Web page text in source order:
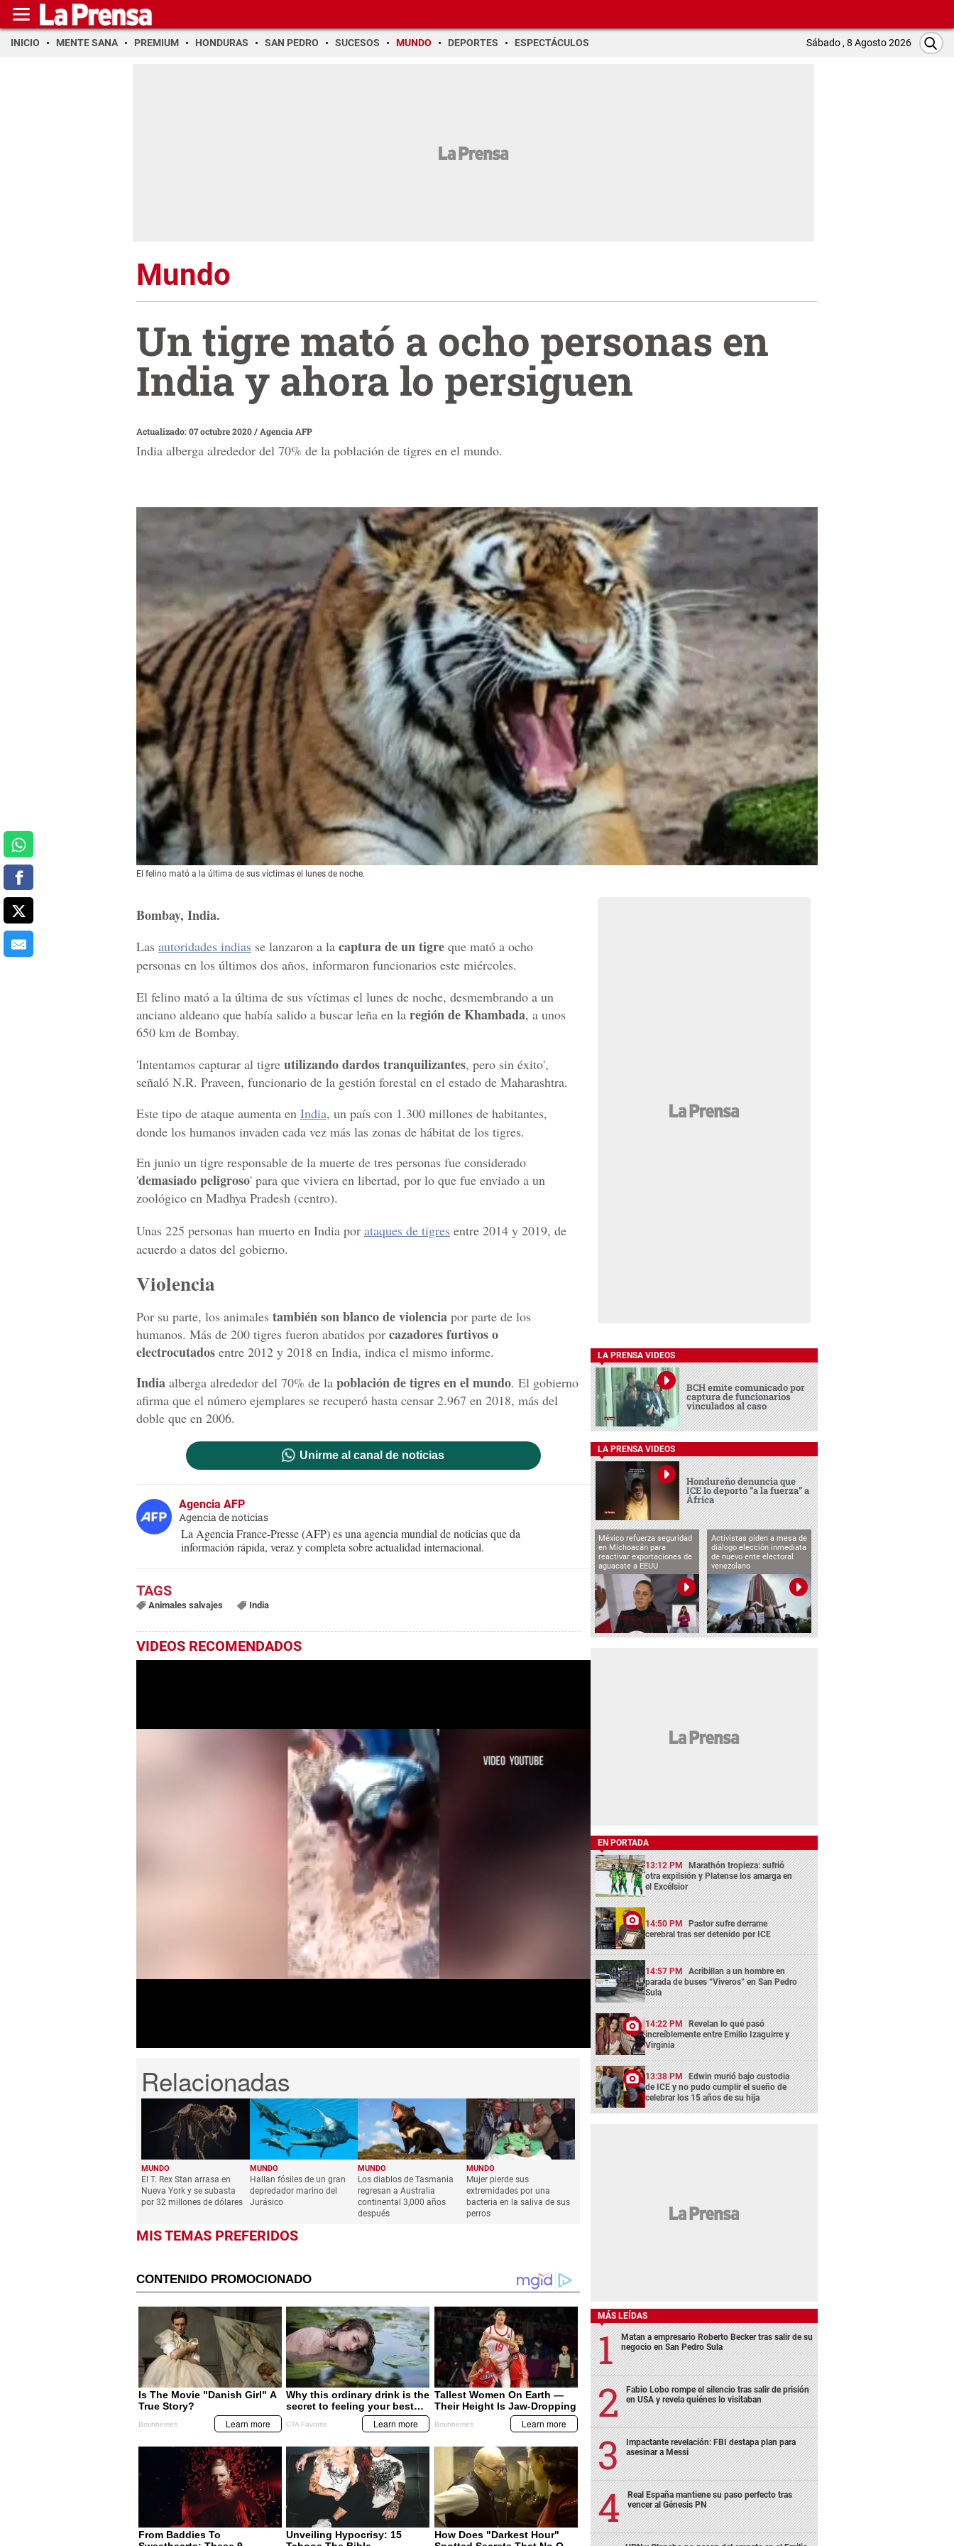
INICIO MENTE SANA PREMIUM HONDURAS SAN PEDRO SUCESOS MUNDO DEPORTES ESPECTÁCULOS Sábado , 8 Agosto 2026
Mundo
Un tigre mató a ocho personas en
India y ahora lo persiguen
Actualizado: 07 octubre 2020/ Agencia AFP
India alberga alrededor del 70% de la población de tigres en el mundo.
El felino mató a la última de sus víctimas el lunes de noche.
Bombay, India.
Las autoridades indias se lanzaron a la captura de un tigre que mató a ocho
personas en los últimos dos años, informaron funcionarios este miércoles.
El felino mató a la última de sus víctimas el lunes de noche, desmembrando a un
anciano aldeano que había salido a buscar leña en la región de Khambada, a unos
650 km de Bombay.
'Intentamos capturar al tigre utilizando dardos tranquilizantes, pero sin éxito',
señaló N.R. Praveen, funcionario de la gestión forestal en el estado de Maharashtra.
Este tipo de ataque aumenta en India, un país con 1.300 millones de habitantes,
donde los humanos invaden cada vez más las zonas de hábitat de los tigres.
En junio un tigre responsable de la muerte de tres personas fue considerado
'demasiado peligroso' para que viviera en libertad, por lo que fue enviado a un
zoológico en Madhya Pradesh (centro).
Unas 225 personas han muerto en India por ataques de tigres entre 2014 y 2019, de
acuerdo a datos del gobierno.
Violencia
Por su parte, los animales también son blanco de violencia por parte de los
humanos. Más de 200 tigres fueron abatidos por cazadores furtivos o
electrocutados entre 2012 y 2018 en India, indica el mismo informe.
India alberga alrededor del 70% de la población de tigres en el mundo. El gobierno
afirma que el número ejemplares se recuperó hasta censar 2.967 en 2018, más del
doble que en 2006.
Unirme al canal de noticias
Agencia AFP
Agencia de noticias
La Agencia France-Presse (AFP) es una agencia mundial de noticias que da
información rápida, veraz y completa sobre actualidad internacional.
Animales salvajes India
VIDEOS RECOMENDADOS
44
MUNDO
El T. Rex Stan arrasa en
Nueva York y se subasta
por 32 millones de dólares
MUNDO
Hallan fósiles de un gran
depredador marino del
Jurásico
MUNDO
Los diablos de Tasmania
regresan a Australia
continental 3,000 años
después
MUNDO
Mujer pierde sus
extremidades por una
bacteria en la saliva de sus
perros
MIS TEMAS PREFERIDOS
LA PRENSA VIDEOS
BCH emite comunicado por
captura de funcionarios
vinculados al caso
LA PRENSA VIDEOS
Hondureño denuncia que
ICE lo deportó “a la fuerza” a
África
México refuerza seguridad
en Michoacán para
reactivar exportaciones de
aguacate a EEUU
Activistas piden a mesa de
diálogo elección inmediata
de nuevo ente electoral
venezolano
EN PORTADA
13:12 PM Marathón tropieza: sufrió
otra expilsión y Platense los amarga en
el Excélsior
14:50 PM Pastor sufre derrame
cerebral tras ser detenido por ICE
14:57 PM Acribillan a un hombre en
parada de buses “Viveros” en San Pedro
Sula
14:22 PM Revelan lo qué pasó
increíblemente entre Emilio Izaguirre y
Virginia
13:38 PM Edwin murió bajo custodia
de ICE y no pudo cumplir el sueño de
celebrar los 15 años de su hija
MÁS LEÍDAS
Matan a empresario Roberto Becker tras salir de su
negocio en San Pedro Sula
Fabio Lobo rompe el silencio tras salir de prisión
en USA y revela quiénes lo visitaban
Impactante revelación: FBI destapa plan para
asesinar a Messi
Real España mantiene su paso perfecto tras
vencer al Génesis PN